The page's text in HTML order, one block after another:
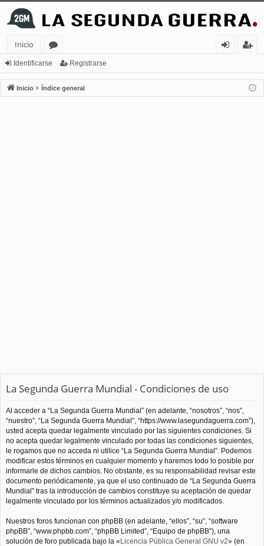
Inicio
or
os
nt
ifi
ist
ra
Identificarse Registrarse
Inicio Índice general
La Segunda Guerra Mundial - Condiciones de uso
Al acceder a “La Segunda Guerra Mundial” (en adelante, “nosotros”, “nos”,
“nuestro”, “La Segunda Guerra Mundial”, “https://www.lasegundaguerra.com”),
usted acepta quedar legalmente vinculado por las siguientes condiciones. Si
no acepta quedar legalmente vinculado por todas las condiciones siguientes,
le rogamos que no acceda ni utilice “La Segunda Guerra Mundial”. Podemos
modificar estos términos en cualquier momento y haremos todo lo posible por
informarle de dichos cambios. No obstante, es su responsabilidad revisar este
documento periódicamente, ya que el uso continuado de “La Segunda Guerra
Mundial” tras la introducción de cambios constituye su aceptación de quedar
legalmente vinculado por los términos actualizados y/o modificados.
Nuestros foros funcionan con phpBB (en adelante, “ellos”, “su”, “software
phpBB”, “www.phpbb.com”, “phpBB Limited”, “Equipo de phpBB”), una
solución de foro publicada bajo la «Licencia Pública General GNU v2» (en